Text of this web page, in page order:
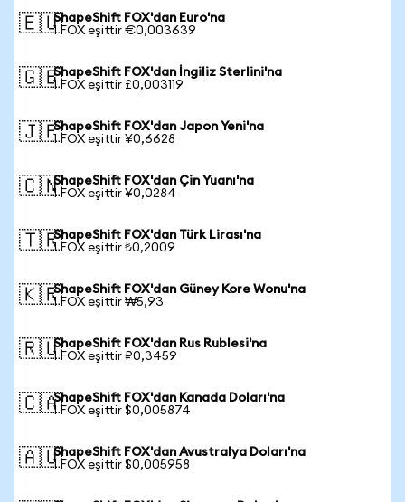
🇪🇺ShapeShift FOX'dan Euro'na
1 FOX eşittir €0,003639
🇬🇧ShapeShift FOX'dan İngiliz Sterlini'na
1 FOX eşittir £0,003119
🇯🇵ShapeShift FOX'dan Japon Yeni'na
1 FOX eşittir ¥0,6628
🇨🇳ShapeShift FOX'dan Çin Yuanı'na
1 FOX eşittir ¥0,0284
🇹🇷ShapeShift FOX'dan Türk Lirası'na
1 FOX eşittir ₺0,2009
🇰🇷ShapeShift FOX'dan Güney Kore Wonu'na
1 FOX eşittir ₩5,93
🇷🇺ShapeShift FOX'dan Rus Rublesi'na
1 FOX eşittir ₽0,3459
🇨🇦ShapeShift FOX'dan Kanada Doları'na
1 FOX eşittir $0,005874
🇦🇺ShapeShift FOX'dan Avustralya Doları'na
1 FOX eşittir $0,005958